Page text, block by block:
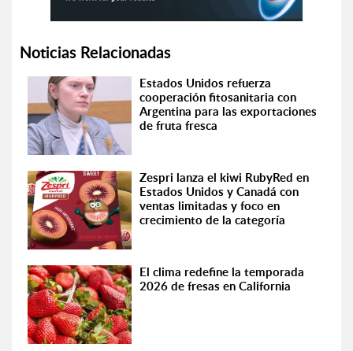
Noticias Relacionadas
Estados Unidos refuerza
cooperación fitosanitaria con
Argentina para las exportaciones
de fruta fresca
Zespri lanza el kiwi RubyRed en
Estados Unidos y Canadá con
ventas limitadas y foco en
crecimiento de la categoría
El clima redefine la temporada
2026 de fresas en California